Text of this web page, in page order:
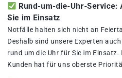
Rund-um-die-Uhr-Service:
Sie im Einsatz
Notfälle halten sich nicht an
Deshalb sind unsere Experten
rund um die Uhr für Sie im
Kunden hat für uns oberste